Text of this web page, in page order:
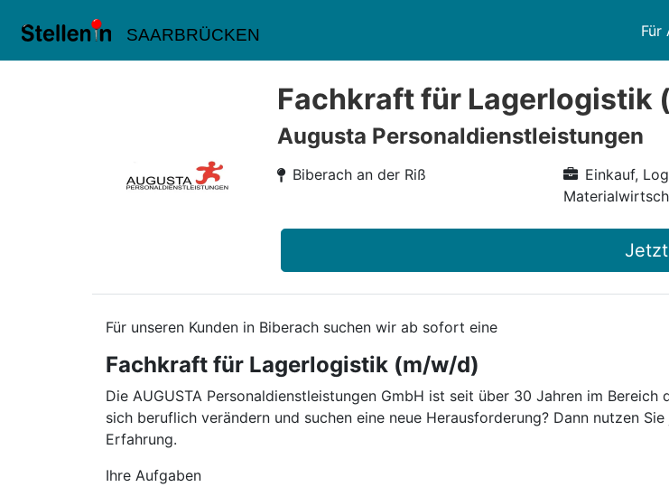
SAARBRÜCKEN Für
Fachkraft für Lagerlogistik
Augusta Personaldienstleistungen
Biberach an der Riß
Einkauf,
Für unseren Kunden in Biberach suchen wir ab sofort eine
Fachkraft für Lagerlogistik (m/w/d)
Die AUGUSTA Personaldienstleistungen GmbH ist seit über 30 Jahren im
sich beruflich verändern und suchen eine neue Herausforderung? Dann nutzen
Erfahrung.
Ihre Aufgaben